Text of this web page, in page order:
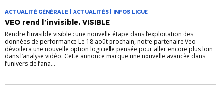
ACTUALITÉ GÉNÉRALE | ACTUALITÉS | INFOS LIGUE
VEO rend l’invisible, VISIBLE
Rendre l’invisible visible : une nouvelle étape dans l’exploitation des
données de performance Le 18 août prochain, notre partenaire Veo
dévoilera une nouvelle option logicielle pensée pour aller encore plus loin
dans l’analyse vidéo. Cette annonce marque une nouvelle avancée dans
l’univers de l’ana...